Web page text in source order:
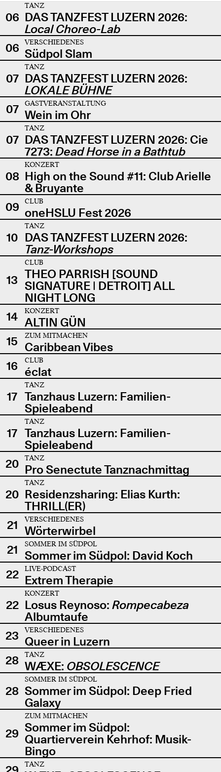
06
TANZ
DAS TANZFEST LUZERN 2026:
Local Choreo-Lab
06
VERSCHIEDENES
Südpol Slam
07
TANZ
DAS TANZFEST LUZERN 2026:
LOKALE BÜHNE
07
GASTVERANSTALTUNG
Wein im Ohr
07
TANZ
DAS TANZFEST LUZERN 2026: Cie
7273: Dead Horse in a Bathtub
08
KONZERT
High on the Sound #11: Club Arielle
& Bruyante
09
CLUB
oneHSLU Fest 2026
10
TANZ
DAS TANZFEST LUZERN 2026:
Tanz-Workshops
13
CLUB
THEO PARRISH [SOUND
SIGNATURE | DETROIT] ALL
NIGHT LONG
14
KONZERT
ALTIN GÜN
15
ZUM MITMACHEN
Caribbean Vibes
16
CLUB
éclat
17
TANZ
Tanzhaus Luzern: Familien-
Spieleabend
17
TANZ
Tanzhaus Luzern: Familien-
Spieleabend
20
TANZ
Pro Senectute Tanznachmittag
20
TANZ
Residenzsharing: Elias Kurth:
THRILL(ER)
21
VERSCHIEDENES
Wörterwirbel
21
SOMMER IM SÜDPOL
Sommer im Südpol: David Koch
22
LIVE-PODCAST
Extrem Therapie
22
KONZERT
Losus Reynoso: Rompecabeza
Albumtaufe
23
VERSCHIEDENES
Queer in Luzern
28
TANZ
WÆXE: OBSOLESCENCE
28
SOMMER IM SÜDPOL
Sommer im Südpol: Deep Fried
Galaxy
29
ZUM MITMACHEN
Sommer im Südpol:
Quartierverein Kehrhof: Musik-
Bingo
TANZ